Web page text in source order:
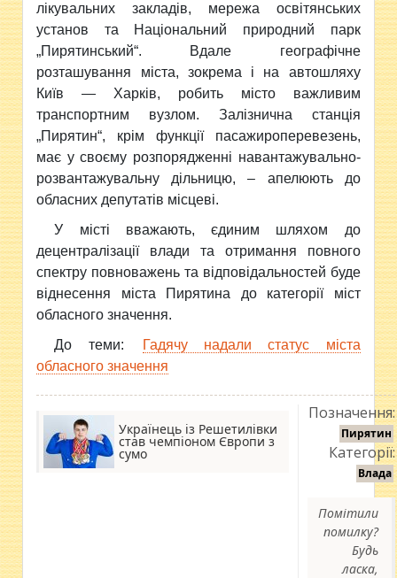
лікувальних закладів, мережа освітянських
установ та Національний природний парк
„Пирятинський“. Вдале географічне
розташування міста, зокрема і на автошляху
Київ — Харків, робить місто важливим
транспортним вузлом. Залізнична станція
„Пирятин“, крім функції пасажироперевезень,
має у своєму розпорядженні навантажувально-
розвантажувальну дільницю, – апелюють до
обласних депутатів місцеві.
У місті вважають, єдиним шляхом до
децентралізації влади та отримання повного
спектру повноважень та відповідальностей буде
віднесення міста Пирятина до категорії міст
обласного значення.
До теми:
Гадячу надали статус міста
обласного значення
Українець із Решетилівки
став чемпіоном Європи з
сумо
Позначення:
Пирятин
Категорії:
Влада
Помітили
помилку?
Будь
ласка,